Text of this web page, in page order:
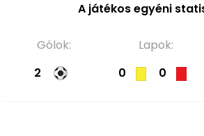
A játékos egyéni
Gólok:
2
Lapok:
0
0